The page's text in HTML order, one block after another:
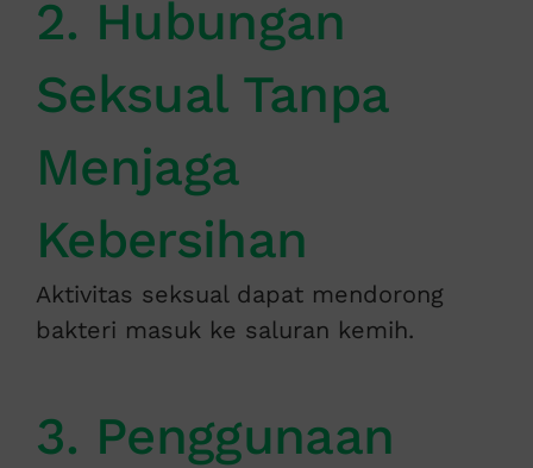
2. Hubungan
Seksual Tanpa
Menjaga
Kebersihan
Aktivitas seksual dapat mendorong
bakteri masuk ke saluran kemih.
3. Penggunaan